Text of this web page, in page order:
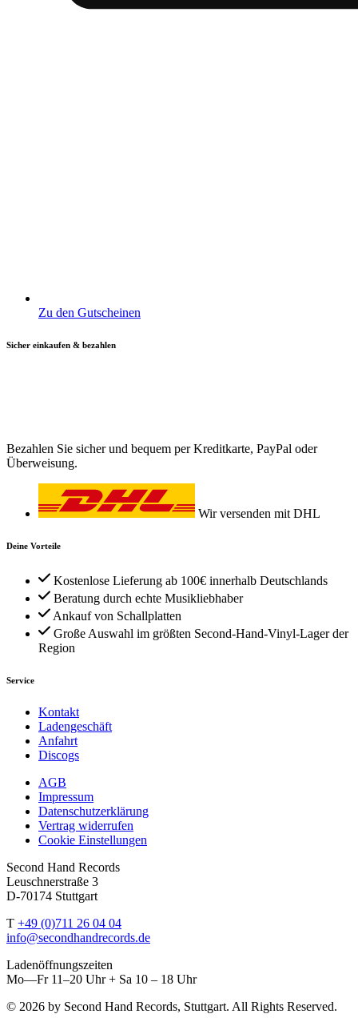
Zu den Gutscheinen
Sicher einkaufen & bezahlen
Bezahlen Sie sicher und bequem per Kreditkarte, PayPal oder
Überweisung.
Wir versenden mit DHL
Deine Vorteile
Kostenlose Lieferung ab 100€ innerhalb Deutschlands
Beratung durch echte Musikliebhaber
Ankauf von Schallplatten
Große Auswahl im größten Second-Hand-Vinyl-Lager der
Region
Service
Kontakt
Ladengeschäft
Anfahrt
Discogs
AGB
Impressum
Datenschutzerklärung
Vertrag widerrufen
Cookie Einstellungen
Second Hand Records
Leuschnerstraße 3
D-70174 Stuttgart
T +49 (0)711 26 04 04
info@secondhandrecords.de
Ladenöffnungszeiten
Mo—Fr 11–20 Uhr + Sa 10 – 18 Uhr
© 2026 by Second Hand Records, Stuttgart. All Rights Reserved.